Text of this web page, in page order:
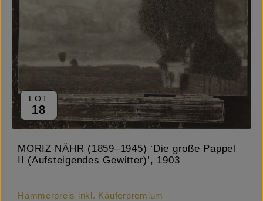
LOT
18
MORIZ NÄHR (1859–1945) ‘Die große Pappel
II (Aufsteigendes Gewitter)’, 1903
Hammerpreis inkl. Käuferpremium